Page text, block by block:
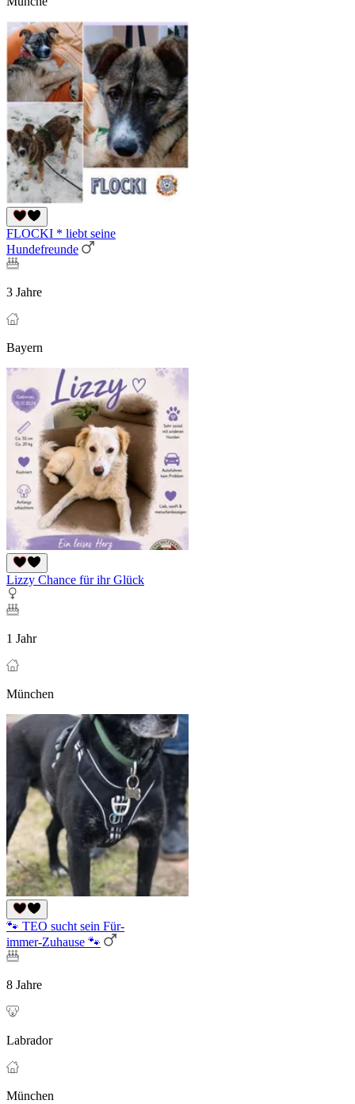
FLOCKI * liebt seine
Hundefreunde
3 Jahre
Bayern
Lizzy Chance für ihr Glück
1 Jahr
München
🐾 TEO sucht sein Für-
immer-Zuhause 🐾
8 Jahre
Labrador
München